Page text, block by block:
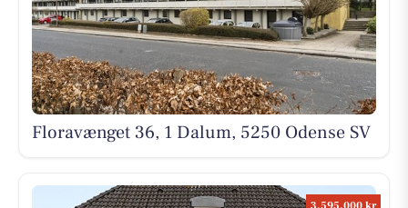
Floravænget 36, 1 Dalum, 5250 Odense SV